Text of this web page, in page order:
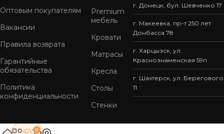
Оптовым покупателям
Вакансии
Правила возврата
Гарантийные
обязательства
Политика
конфиденциальности
Premium
мебель
Кровати
Матрасы
Кресла
Столы
Стенки
г. Донецк, бул. Шевченко 17
г. Макеевка, пр-т 250 лет
Донбасса 78
г. Харцызск, ул.
Краснознаменская 59п
г. Шахтерск, ул. Берегового
11
0